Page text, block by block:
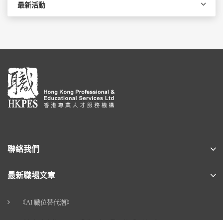
最新活動
聯絡我們
最新職場文章
《AI 職位替代潮》